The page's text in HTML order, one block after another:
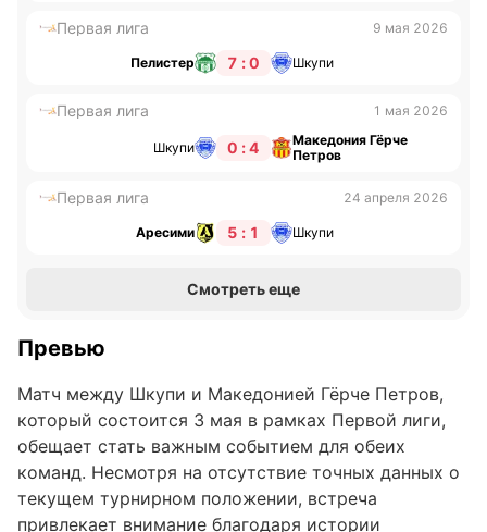
Первая лига 9 мая 2026
Пелистер 7 : 0 Шкупи
Первая лига 1 мая 2026
Шкупи 0 : 4
Македония Гёрче
Петров
Первая лига 24 апреля 2026
Аресими 5 : 1 Шкупи
Смотреть еще
Превью
Матч между Шкупи и Македонией Гёрче Петров,
который состоится 3 мая в рамках Первой лиги,
обещает стать важным событием для обеих
команд. Несмотря на отсутствие точных данных о
текущем турнирном положении, встреча
привлекает внимание благодаря истории